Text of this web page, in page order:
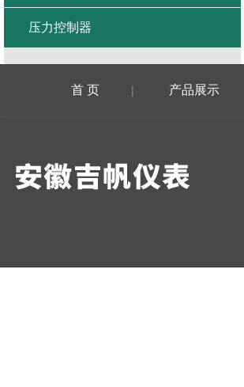
压力控制器
首 页 | 产品展示